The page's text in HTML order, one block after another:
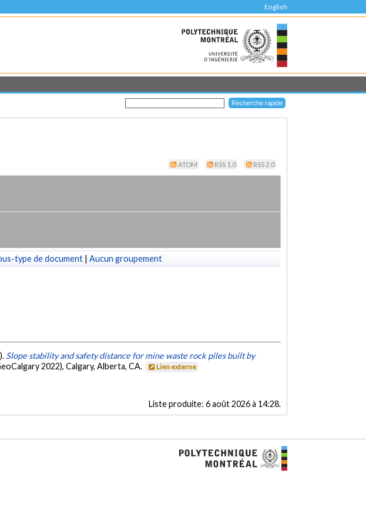
English
ATOM RSS 1.0 RSS 2.0
type de document | Aucun groupement
Slope stability and safety distance for mine waste rock piles built by
2022), Calgary, Alberta, CA. Lien externe
Liste produite: 6 août 2026 à 14:28.